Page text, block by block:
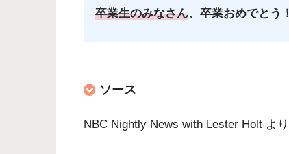
卒業生のみなさん、卒業おめでとう！
ソース
NBC Nightly News with Lester Holt より